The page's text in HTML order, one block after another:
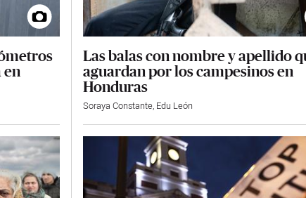
en
Las balas con nombre y apellido
aguardan por los campesinos en
Honduras
Soraya Constante, Edu León